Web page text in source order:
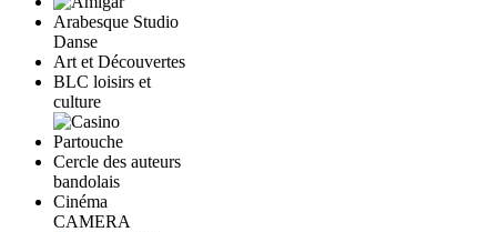
Arabesque Studio
Danse
Art et Découvertes
BLC loisirs et
culture
Cercle des auteurs
bandolais
Cinéma
CAMERA